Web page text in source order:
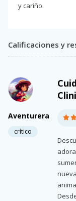
y cariño.
Calificaciones y
Aventurera
crítico